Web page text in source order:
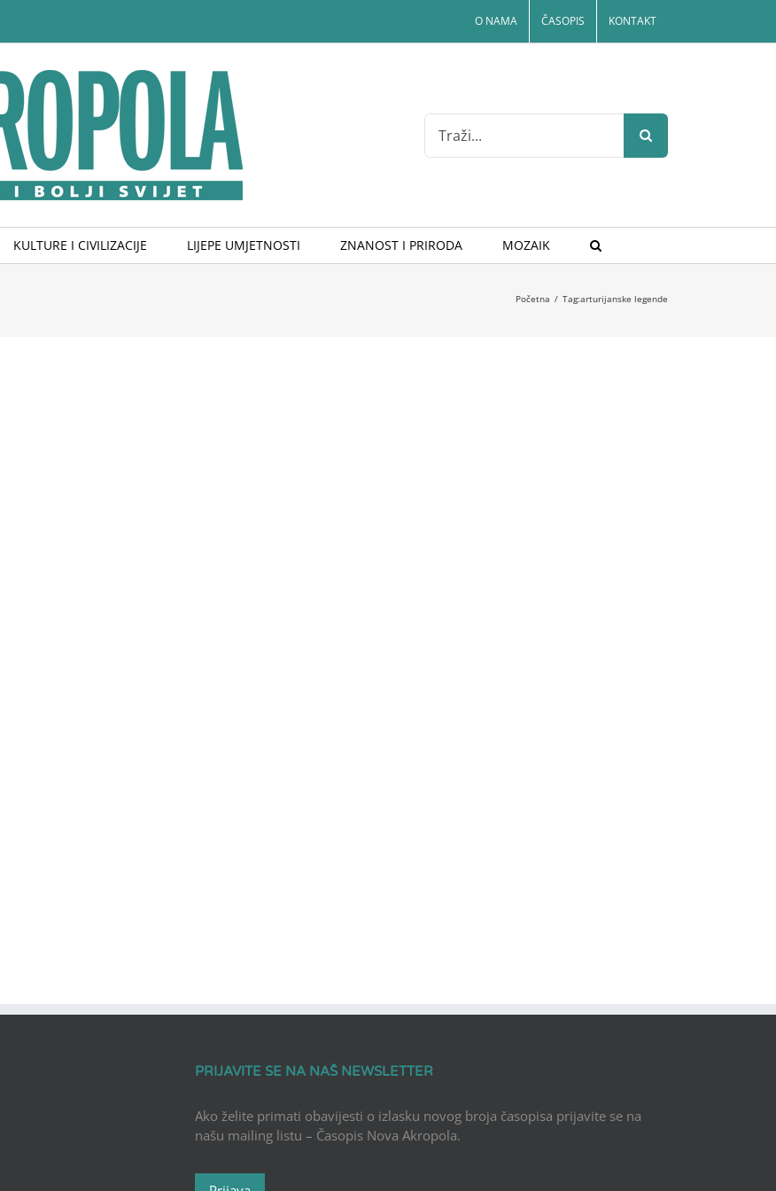
O NAMA ČASOPIS KONTAKT
Search
for:
KULTURE I CIVILIZACIJE LIJEPE UMJETNOSTI ZNANOST I PRIRODA MOZAIK
Početna / Tag:arturijanske legende
PRIJAVITE SE NA NAŠ NEWSLETTER
Ako želite primati obavijesti o izlasku novog broja časopisa prijavite se na
našu mailing listu – Časopis Nova Akropola.